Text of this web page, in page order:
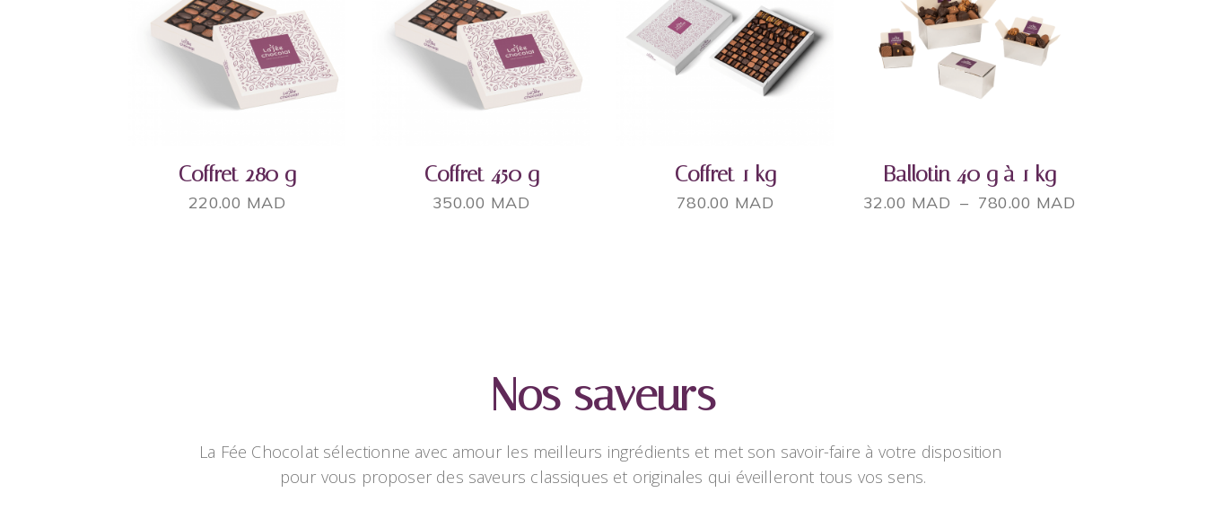
Coffret 280 g
220.00 MAD
Coffret 450 g
350.00 MAD
Coffret 1 kg
780.00 MAD
Ballotin 40 g à 1 kg
32.00 MAD – 780.00 MAD
Nos saveurs
La Fée Chocolat sélectionne avec amour les meilleurs ingrédients et met son savoir-faire à votre disposition
pour vous proposer des saveurs classiques et originales qui éveilleront tous vos sens.